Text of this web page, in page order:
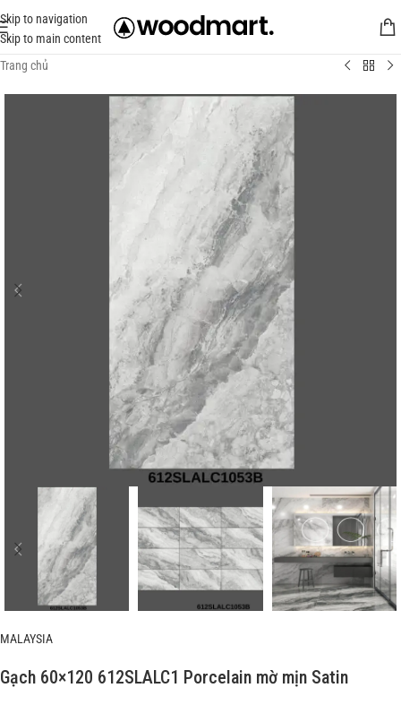
Skip to navigation
Skip to main content
Trang chủ
MALAYSIA
Gạch 60×120 612SLALC1 Porcelain mờ mịn Satin